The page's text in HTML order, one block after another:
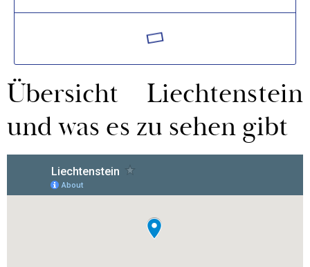
Übersicht Liechtenstein
und was es zu sehen gibt